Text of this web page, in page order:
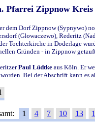
Pfarrei Zippnow
dem Dorf Zippnow (Sypnywo)
(Glowaczewo), Rederitz
Tochterkirche in Doderlage
Gründen - in Zippnow
Paul Lüdtke aus Köln. Er
Bei der Abschrift kann es
1 4 7 10 13